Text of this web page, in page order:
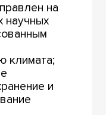
на
научных
климата;
и